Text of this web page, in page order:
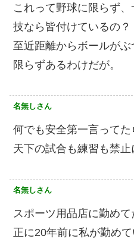
これって野球に限らず
技なら皆付けているの？
至近距離からボールが
限らずあるわけだが。
名無しさん
何でも安全第一言って
天下の試合も練習も禁止
名無しさん
スポーツ用品店に勤めて
正に20年前に私が勤め